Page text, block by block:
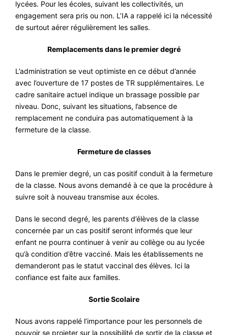
lycées. Pour les écoles, suivant les collectivités, un
engagement sera pris ou non. L’IA a rappelé ici la nécessité
de surtout aérer régulièrement les salles.
Remplacements dans le premier degré
L’administration se veut optimiste en ce début d’année
avec l’ouverture de 17 postes de TR supplémentaires. Le
cadre sanitaire actuel indique un brassage possible par
niveau. Donc, suivant les situations, l’absence de
remplacement ne conduira pas automatiquement à la
fermeture de la classe.
Fermeture de classes
Dans le premier degré, un cas positif conduit à la fermeture
de la classe. Nous avons demandé à ce que la procédure à
suivre soit à nouveau transmise aux écoles.
Dans le second degré, les parents d’élèves de la classe
concernée par un cas positif seront informés que leur
enfant ne pourra continuer à venir au collège ou au lycée
qu’à condition d’être vacciné. Mais les établissements ne
demanderont pas le statut vaccinal des élèves. Ici la
confiance est faite aux familles.
Sortie Scolaire
Nous avons rappelé l’importance pour les personnels de
pouvoir se projeter sur la possibilité de sortir de la classe et